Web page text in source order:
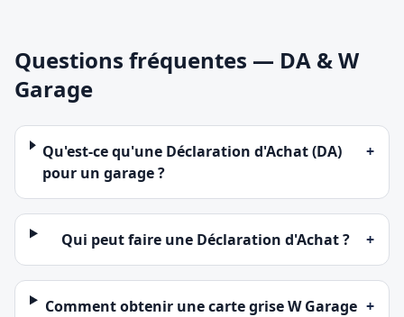
Questions fréquentes — DA & W
Garage
Qu'est-ce qu'une Déclaration d'Achat (DA)
pour un garage ?
+
Qui peut faire une Déclaration d'Achat ? +
Comment obtenir une carte grise W Garage +